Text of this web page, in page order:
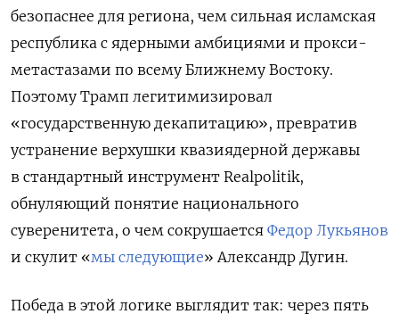
безопаснее для региона, чем сильная исламская
республика с ядерными амбициями и прокси-
метастазами по всему Ближнему Востоку.
Поэтому Трамп легитимизировал
«государственную декапитацию», превратив
устранение верхушки квазиядерной державы
в стандартный инструмент Realpolitik,
обнуляющий понятие национального
суверенитета, о чем сокрушается Федор Лукьянов
и скулит «мы следующие» Александр Дугин.
Победа в этой логике выглядит так: через пять